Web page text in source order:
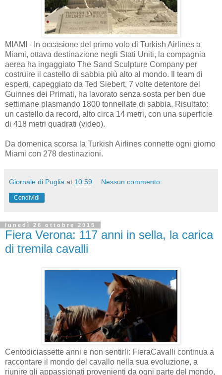
MIAMI - In occasione del primo volo di Turkish Airlines a
Miami, ottava destinazione negli Stati Uniti, la compagnia
aerea ha ingaggiato The Sand Sculpture Company per
costruire il castello di sabbia più alto al mondo. Il team di
esperti, capeggiato da Ted Siebert, 7 volte detentore del
Guinnes dei Primati, ha lavorato senza sosta per ben due
settimane plasmando 1800 tonnellate di sabbia. Risultato:
un castello da record, alto circa 14 metri, con una superficie
di 418 metri quadrati (video).
Da domenica scorsa la Turkish Airlines connette ogni giorno
Miami con 278 destinazioni.
Giornale di Puglia at 10:59 Nessun commento:
Condividi
lunedì 26 ottobre 2015
Fiera Verona: 117 anni in sella, la carica
di tremila cavalli
Centodiciassette anni e non sentirli: FieraCavalli continua a
raccontare il mondo del cavallo nella sua evoluzione, a
riunire gli appassionati provenienti da ogni parte del mondo,